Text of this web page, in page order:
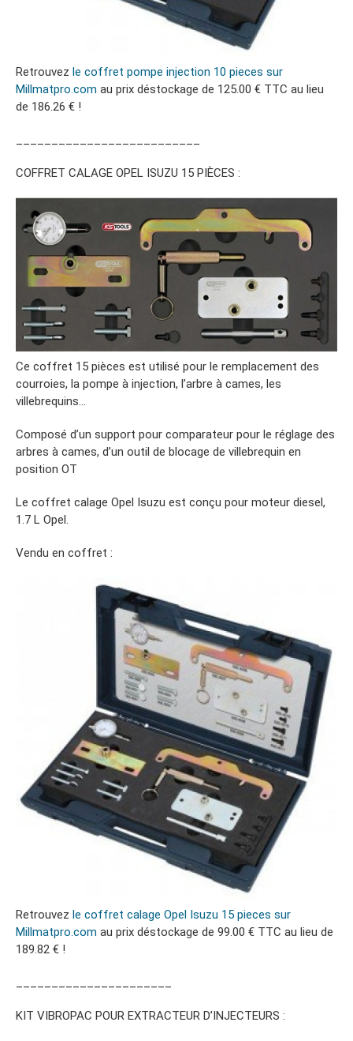
Retrouvez le coffret pompe injection 10 pieces sur
Millmatpro.com au prix déstockage de 125.00 € TTC au lieu
de 186.26 € !
COFFRET CALAGE OPEL ISUZU 15 PIÈCES :
Ce coffret 15 pièces est utilisé pour le remplacement des
courroies, la pompe à injection, l’arbre à cames, les
villebrequins…
Composé d’un support pour comparateur pour le réglage des
arbres à cames, d’un outil de blocage de villebrequin en
position OT
Le coffret calage Opel Isuzu est conçu pour moteur diesel,
1.7 L Opel.
Vendu en coffret :
Retrouvez le coffret calage Opel Isuzu 15 pieces sur
Millmatpro.com au prix déstockage de 99.00 € TTC au lieu de
189.82 € !
KIT VIBROPAC POUR EXTRACTEUR D’INJECTEURS :